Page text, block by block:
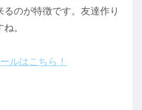
のが特徴です。友達作り
。
ルはこちら！